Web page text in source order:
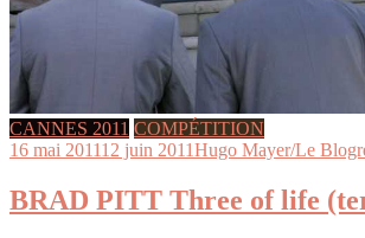
CANNES 2011 COMPÉTITION
16 mai 201112 juin 2011Hugo Mayer/Le
BRAD PITT Three of life